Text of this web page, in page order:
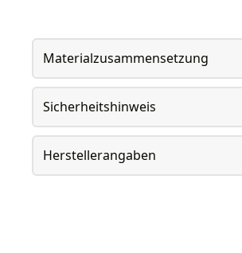
Materialzusammensetzung
Sicherheitshinweis
Herstellerangaben